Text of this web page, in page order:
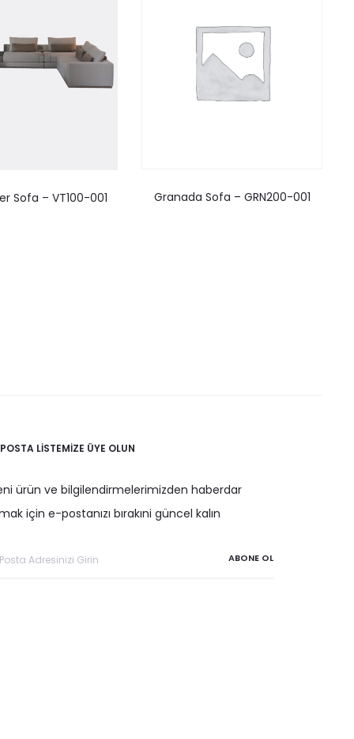
Sofa – VT100-001 Granada Sofa – GRN200-001
LISTEMIZE ÜYE OLUN
ürün ve bilgilendirmelerimizden haberdar
için e-postanızı bırakıni güncel kalın